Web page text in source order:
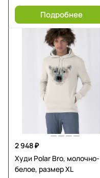
Подробнее
2 948 ₽
Худи Polar Bro, молочно-
белое, размер XL